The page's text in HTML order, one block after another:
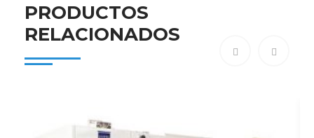
PRODUCTOS
RELACIONADOS